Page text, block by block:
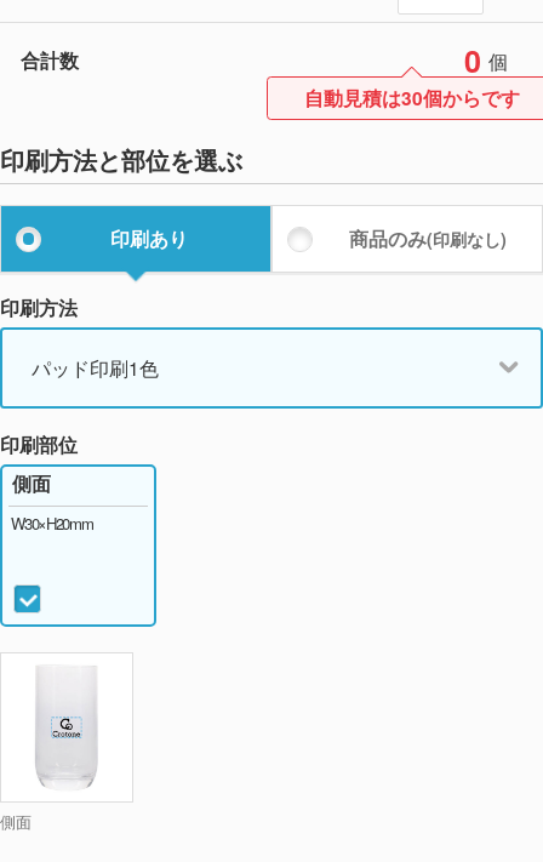
合計数 0 個
自動見積は30個からです
印刷方法と部位を選ぶ
印刷あり 商品のみ(印刷なし)
印刷方法
パッド印刷1色
印刷部位
側面
側面
W30×H20mm